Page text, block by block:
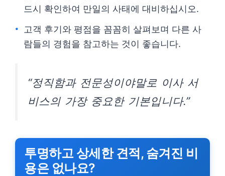
드시 확인하여 만일의 사태에 대비하십시오.
고객 후기와 평점을 꼼꼼히 살펴보며 다른 사
람들의 경험을 참고하는 것이 좋습니다.
“정직함과 전문성이야말로 이사 서
비스의 가장 중요한 기본입니다.”
투명하고 상세한 견적, 숨겨진 비
용은 없나요?